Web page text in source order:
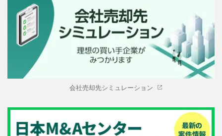
会社売却先シミュレーション